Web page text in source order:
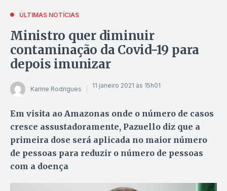
ÚLTIMAS NOTÍCIAS
Ministro quer diminuir
contaminação da Covid-19 para
depois imunizar
Karine Rodrigues 11 janeiro 2021 às 15h01
Em visita ao Amazonas onde o número de casos
cresce assustadoramente, Pazuello diz que a
primeira dose será aplicada no maior número
de pessoas para reduzir o número de pessoas
com a doença